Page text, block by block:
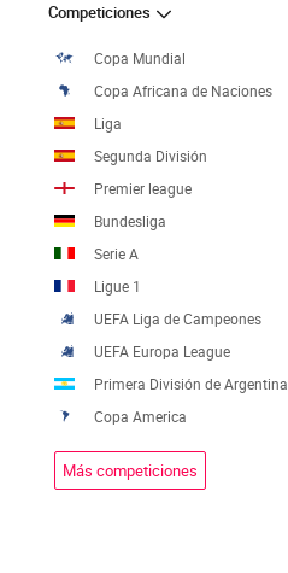
Competiciones
Copa Mundial
Copa Africana de Naciones
Liga
Segunda División
Premier league
Bundesliga
Serie A
Ligue 1
UEFA Liga de Campeones
UEFA Europa League
Primera División de Argentina
Copa America
Más competiciones